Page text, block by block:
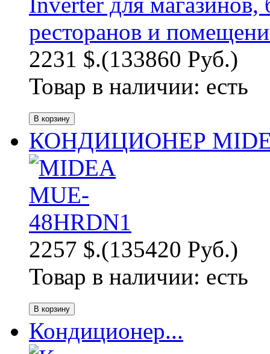
2231 $.(133860 Руб.)
Товар в наличии: есть
КОНДИЦИОНЕР
2257 $.(135420 Руб.)
Товар в наличии: есть
Кондиционер...